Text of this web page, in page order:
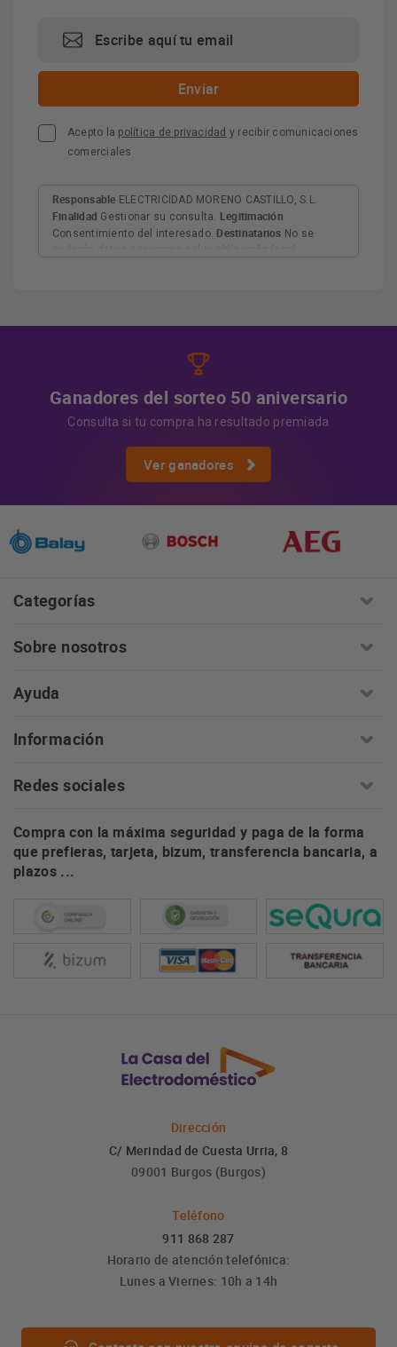
Acepto la política de privacidad y recibir comunicaciones
comerciales
Responsable ELECTRICIDAD MORENO CASTILLO, S.L.
Finalidad Gestionar su consulta. Legitimación
Consentimiento del interesado. Destinatarios No se
Ganadores del sorteo 50 aniversario
Consulta si tu compra ha resultado premiada
Ver ganadores
Categorías
Sobre nosotros
Ayuda
Información
Redes sociales
Compra con la máxima seguridad y paga de la forma
que prefieras, tarjeta, bizum, transferencia bancaria, a
plazos ...
Dirección
C/ Merindad de Cuesta Urria, 8
09001 Burgos (Burgos)
Teléfono
911 868 287
Horario de atención telefónica:
Lunes a Viernes: 10h a 14h